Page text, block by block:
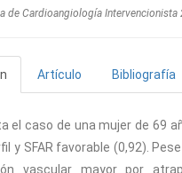
de Cardioangiologí­a
Artículo Bibliografía
el caso de una mujer de 69
y SFAR favorable (0,92).
vascular mayor por